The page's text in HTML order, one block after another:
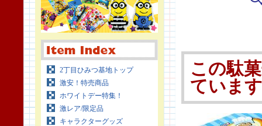
2丁目ひみつ基地トップ
激安！特売商品
ホワイトデー特集！
激レア/限定品
キャラクターグッズ
この駄
ていま